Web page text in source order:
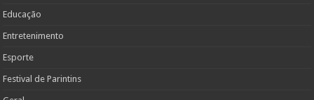
Educação
Entretenimento
Esporte
Festival de Parintins